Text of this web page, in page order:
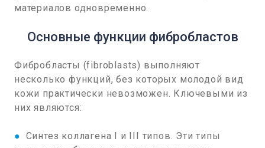
материалов одновременно.
Основные функции фибробластов
Фибробласты (fibroblasts) выполняют
несколько функций, без которых молодой вид
кожи практически невозможен. Ключевыми из
них являются:
● Синтез коллагена I и III типов. Эти типы